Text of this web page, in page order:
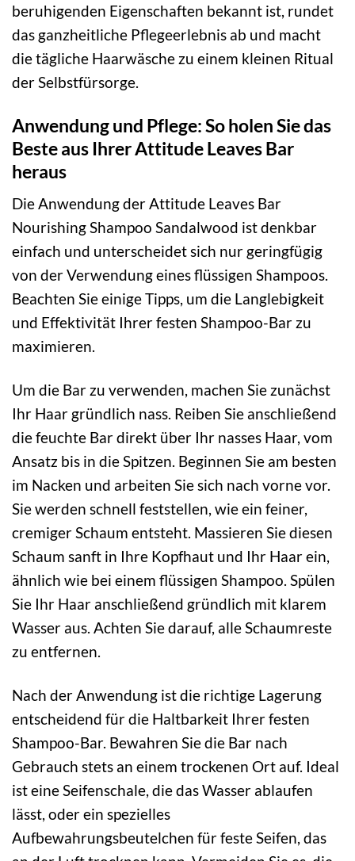
beruhigenden Eigenschaften bekannt ist, rundet
das ganzheitliche Pflegeerlebnis ab und macht
die tägliche Haarwäsche zu einem kleinen Ritual
der Selbstfürsorge.
Anwendung und Pflege: So holen Sie das
Beste aus Ihrer Attitude Leaves Bar
heraus
Die Anwendung der Attitude Leaves Bar
Nourishing Shampoo Sandalwood ist denkbar
einfach und unterscheidet sich nur geringfügig
von der Verwendung eines flüssigen Shampoos.
Beachten Sie einige Tipps, um die Langlebigkeit
und Effektivität Ihrer festen Shampoo-Bar zu
maximieren.
Um die Bar zu verwenden, machen Sie zunächst
Ihr Haar gründlich nass. Reiben Sie anschließend
die feuchte Bar direkt über Ihr nasses Haar, vom
Ansatz bis in die Spitzen. Beginnen Sie am besten
im Nacken und arbeiten Sie sich nach vorne vor.
Sie werden schnell feststellen, wie ein feiner,
cremiger Schaum entsteht. Massieren Sie diesen
Schaum sanft in Ihre Kopfhaut und Ihr Haar ein,
ähnlich wie bei einem flüssigen Shampoo. Spülen
Sie Ihr Haar anschließend gründlich mit klarem
Wasser aus. Achten Sie darauf, alle Schaumreste
zu entfernen.
Nach der Anwendung ist die richtige Lagerung
entscheidend für die Haltbarkeit Ihrer festen
Shampoo-Bar. Bewahren Sie die Bar nach
Gebrauch stets an einem trockenen Ort auf. Ideal
ist eine Seifenschale, die das Wasser ablaufen
lässt, oder ein spezielles
Aufbewahrungsbeutelchen für feste Seifen, das